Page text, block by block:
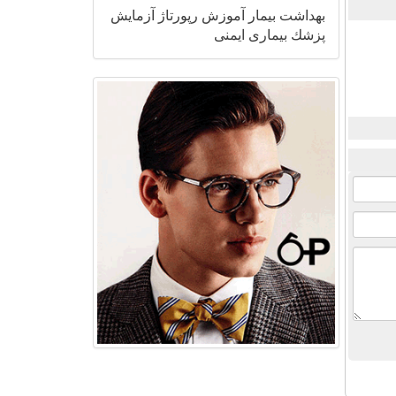
بهداشت بیمار آموزش رپورتاژ
آزمایش
پزشك بیماری ایمنی